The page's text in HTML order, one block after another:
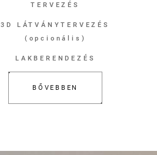
TERVEZÉS
3D LÁTVÁNYTERVEZÉS
(opcionális)
LAKBERENDEZÉS
BŐVEBBEN